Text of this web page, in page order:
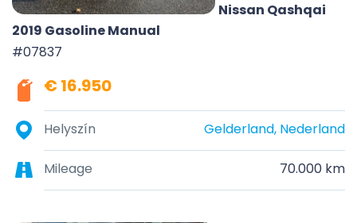
Nissan Qashqai
2019 Gasoline Manual
#07837
€ 16.950
Helyszín Gelderland, Nederland
Mileage 70.000 km